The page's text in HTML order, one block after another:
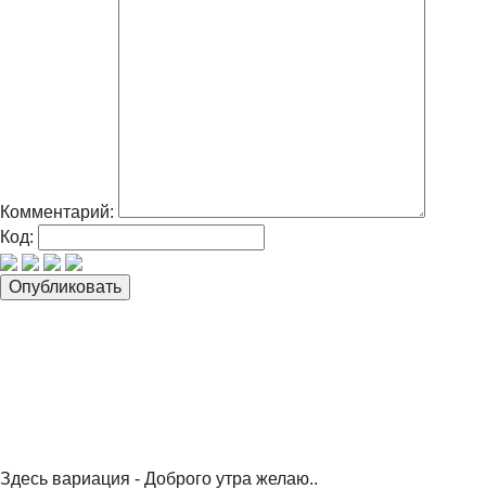
Комментарий:
Код:
Здесь вариация - Доброго утра желаю..